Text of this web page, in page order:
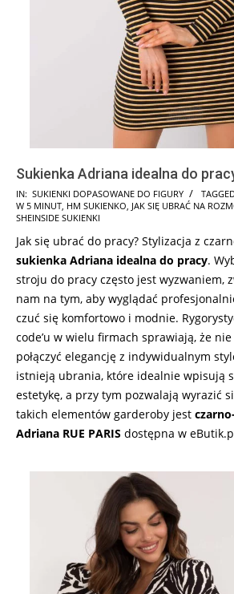
Sukienka Adriana idealna do
2024-
10-
IN: SUKIENKI DOPASOWANE DO FIGURY
W 5 MINUT, HM SUKIENKO, JAK SIĘ UBRAĆ NA
SHEINSIDE SUKIENKI
Jak się ubrać do pracy? Stylizacja z
sukienka Adriana idealna do pracy.
stroju do pracy często jest wyzwaniem,
nam na tym, aby wyglądać
czuć się komfortowo i modnie.
code’u w wielu firmach sprawiają, że nie
połączyć elegancję z indywidualnym
istnieją ubrania, które idealnie wpisują
estetykę, a przy tym pozwalają wyrazić
takich elementów garderoby jest
Adriana RUE PARIS dostępna w